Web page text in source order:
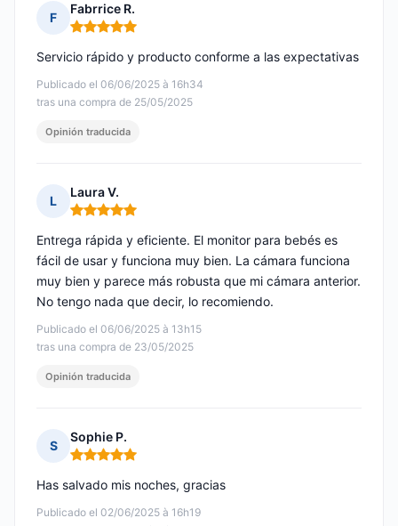
F
Fabrrice R.
Nota: 5 de 5
Publicado el 06/06/2025 à 16h34
tras una compra de 25/05/2025
Servicio rápido y producto conforme a las expectativas
Opinión traducida
L
Laura V.
Nota: 5 de 5
Publicado el 06/06/2025 à 13h15
tras una compra de 23/05/2025
Entrega rápida y eficiente. El monitor para bebés es
fácil de usar y funciona muy bien. La cámara funciona
muy bien y parece más robusta que mi cámara anterior.
No tengo nada que decir, lo recomiendo.
Opinión traducida
S
Sophie P.
Nota: 5 de 5
Publicado el 02/06/2025 à 16h19
Has salvado mis noches, gracias